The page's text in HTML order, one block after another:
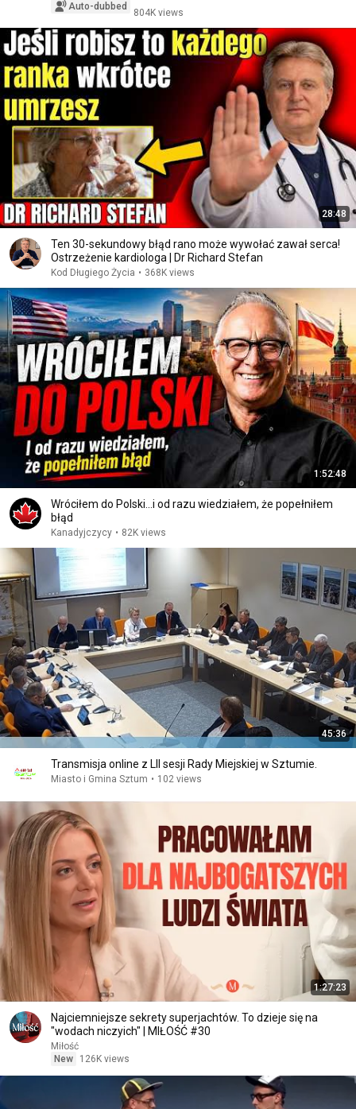
Auto-dubbed
804K views
28:48
Ten 30-sekundowy błąd rano może wywołać zawał serca!
Ostrzeżenie kardiologa | Dr Richard Stefan
Kod Długiego Życia • 368K views
1:52:48
Wróciłem do Polski...i od razu wiedziałem, że popełniłem
błąd
Kanadyjczycy • 82K views
45:36
Transmisja online z LII sesji Rady Miejskiej w Sztumie.
Miasto i Gmina Sztum • 102 views
1:27:23
Najciemniejsze sekrety superjachtów. To dzieje się na
"wodach niczyich" | MIŁOŚĆ #30
Miłość
New
126K views